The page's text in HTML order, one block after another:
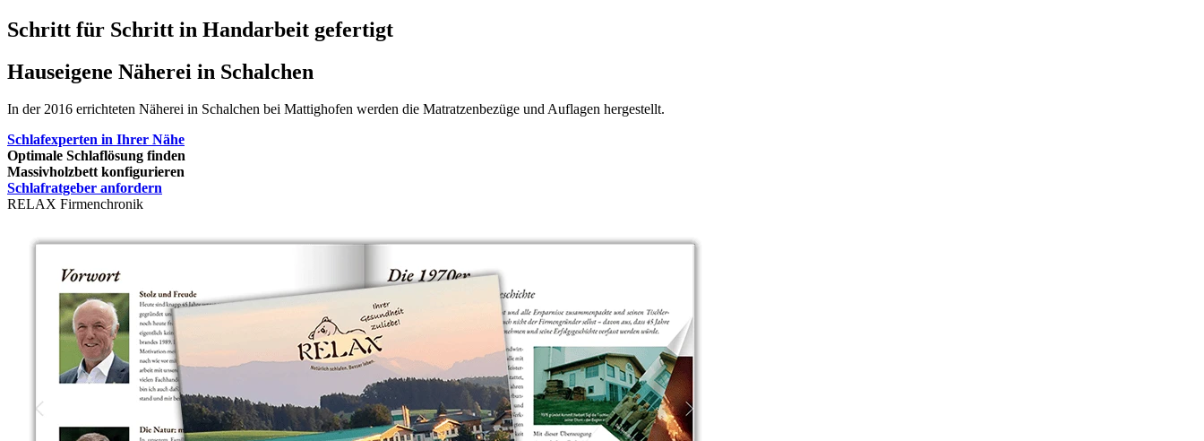
Schritt für Schritt in Handarbeit gefertigt
Hauseigene Näherei in Schalchen
In der 2016 errichteten Näherei in Schalchen bei Mattighofen werden die Matratzenbezüge und Auflagen hergestellt.
Schlafexperten in Ihrer Nähe
Optimale Schlaflösung finden
Massivholzbett konfigurieren
Schlafratgeber anfordern
RELAX Firmenchronik